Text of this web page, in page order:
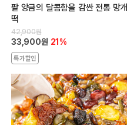
팥 앙금의 달콤함을 감싼 전통 망개
떡
42,900원
33,900원 21%
특가할인